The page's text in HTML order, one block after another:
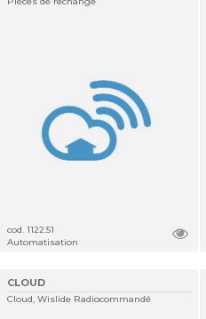
cod. 1122.51
Automatisation
CLOUD
Cloud, Wislide Radiocommandé